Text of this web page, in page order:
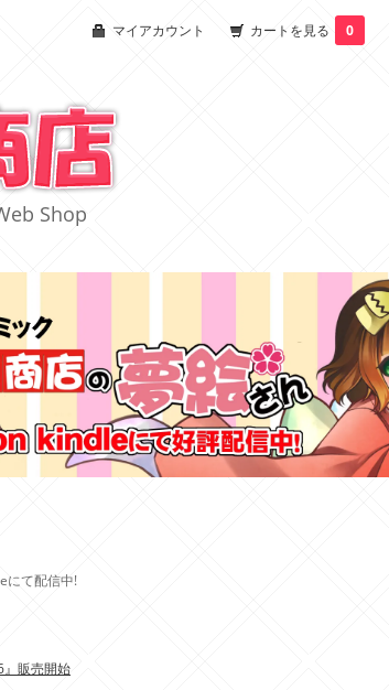
マイアカウント カートを見る 0
Shop
にて配信中!
』販売開始